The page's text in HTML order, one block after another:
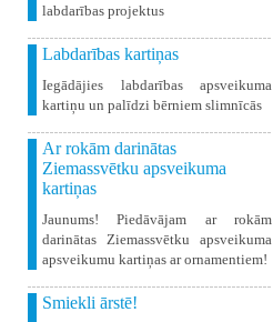
labdarības projektus
Labdarības kartiņas
Iegādājies labdarības apsveikuma
kartiņu un palīdzi bērniem slimnīcās
Ar rokām darinātas
Ziemassvētku apsveikuma
kartiņas
Jaunums! Piedāvājam ar rokām
darinātas Ziemassvētku apsveikuma
apsveikumu kartiņas ar ornamentiem!
Smiekli ārstē!